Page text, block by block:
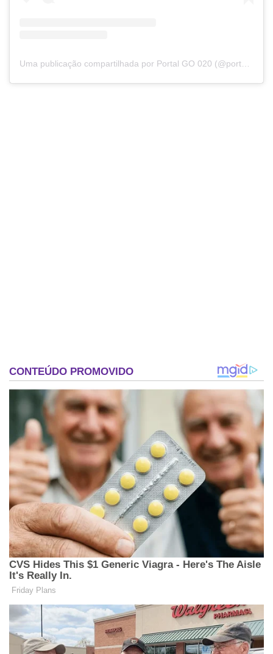
Uma publicação compartilhada por Portal GO 020 (@portalgo020)